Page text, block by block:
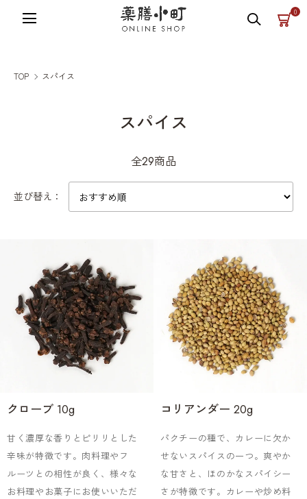
薬膳小町の公式オンラインショップ 0
TOP スパイス
スパイス
全29商品
並び替え：
クローブ 10g
甘く濃厚な香りとピリリとした
辛味が特徴です。肉料理やフ
ルーツとの相性が良く、様々な
お料理やお菓子にお使いいただ
コリアンダー 20g
パクチーの種で、カレーに欠か
せないスパイスの一つ。爽やか
な甘さと、ほのかなスパイシー
さが特徴です。カレーや炒め料